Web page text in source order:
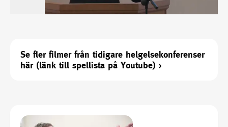
Se fler filmer från tidigare helgelsekonferenser
här (länk till spellista på Youtube) ›